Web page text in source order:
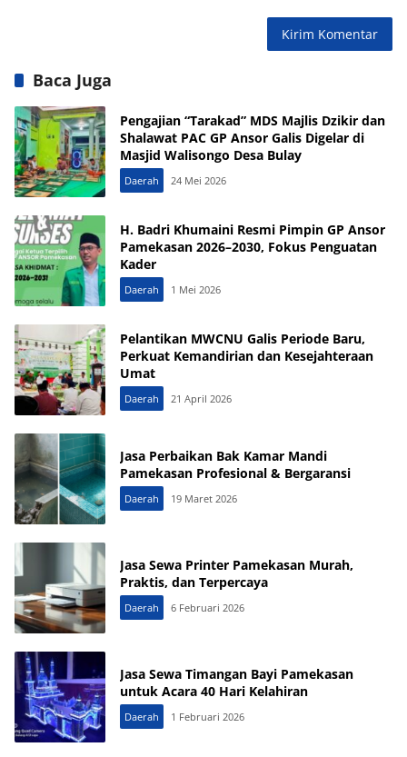
Baca Juga
Pengajian “Tarakad” MDS Majlis Dzikir dan
Shalawat PAC GP Ansor Galis Digelar di
Masjid Walisongo Desa Bulay
Daerah 24 Mei 2026
H. Badri Khumaini Resmi Pimpin GP Ansor
Pamekasan 2026–2030, Fokus Penguatan
Kader
Daerah 1 Mei 2026
Pelantikan MWCNU Galis Periode Baru,
Perkuat Kemandirian dan Kesejahteraan
Umat
Daerah 21 April 2026
Jasa Perbaikan Bak Kamar Mandi
Pamekasan Profesional & Bergaransi
Daerah 19 Maret 2026
Jasa Sewa Printer Pamekasan Murah,
Praktis, dan Terpercaya
Daerah 6 Februari 2026
Jasa Sewa Timangan Bayi Pamekasan
untuk Acara 40 Hari Kelahiran
Daerah 1 Februari 2026